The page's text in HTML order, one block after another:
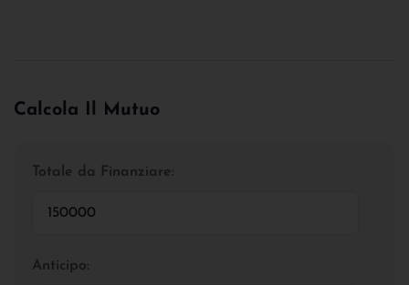
Calcola Il Mutuo
Totale da Finanziare:
Anticipo: